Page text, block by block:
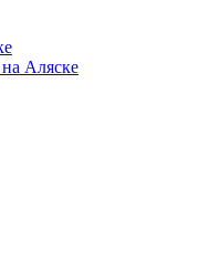
Аляске